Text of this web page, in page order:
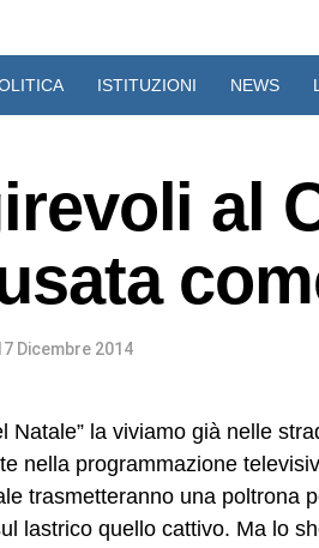
ISTITUZIONI NEWS
al
Dicembre 2014
Natale” la viviamo già nelle
nella programmazione
trasmetteranno una poltrona
lastrico quello cattivo. Ma lo